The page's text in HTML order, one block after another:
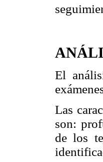
El
Las
son:
de los